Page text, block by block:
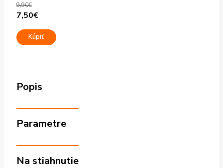
9,90€
Pôvodná
cena
bola:
7,50€Aktuálna
cena
je:
Kúpiť
Popis
Parametre
Na stiahnutie